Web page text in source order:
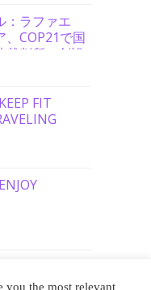
：ラファエ
、COP21で国
裁判所の創設
FIT
you the most relevant